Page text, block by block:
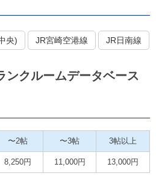
央) JR宮崎空港線 JR日南線
ンクルームデータベース
〜2帖 〜3帖 3帖以上
8,250円 11,000円 13,000円